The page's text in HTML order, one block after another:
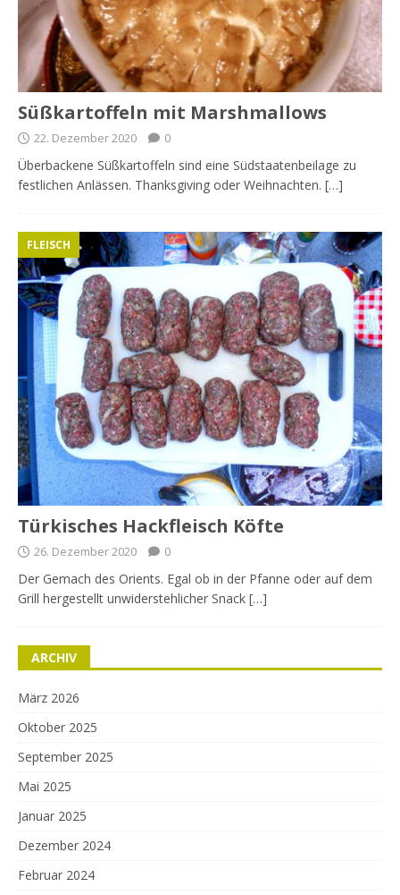
Süßkartoffeln mit Marshmallows
22. Dezember 2020 0
Überbackene Süßkartoffeln sind eine Südstaatenbeilage zu
festlichen Anlässen. Thanksgiving oder Weihnachten. […]
Türkisches Hackfleisch Köfte
FLEISCH
26. Dezember 2020 0
Der Gemach des Orients. Egal ob in der Pfanne oder auf dem
Grill hergestellt unwiderstehlicher Snack […]
ARCHIV
März 2026
Oktober 2025
September 2025
Mai 2025
Januar 2025
Dezember 2024
Februar 2024